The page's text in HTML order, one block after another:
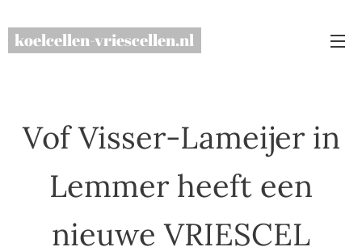
koelcellen-vriescellen.nl
Vof Visser-Lameijer in
Lemmer heeft een
nieuwe VRIESCEL